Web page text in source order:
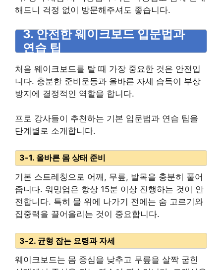
해드니 걱정 없이 방문해주셔도 좋습니다.
3. 안전한 웨이크보드 입문법과
연습 팁
처음 웨이크보드를 탈 때 가장 중요한 것은 안전입
니다. 충분한 준비운동과 올바른 자세 습득이 부상
방지에 결정적인 역할을 합니다.
프로 강사들이 추천하는 기본 입문법과 연습 팁을
단계별로 소개합니다.
3-1. 올바른 몸 상태 준비
기본 스트레칭으로 어깨, 무릎, 발목을 충분히 풀어
줍니다. 워밍업은 항상 15분 이상 진행하는 것이 안
전합니다. 특히 물 위에 나가기 전에는 숨 고르기와
집중력을 끌어올리는 것이 중요합니다.
3-2. 균형 잡는 요령과 자세
웨이크보드는 몸 중심을 낮추고 무릎을 살짝 굽힌